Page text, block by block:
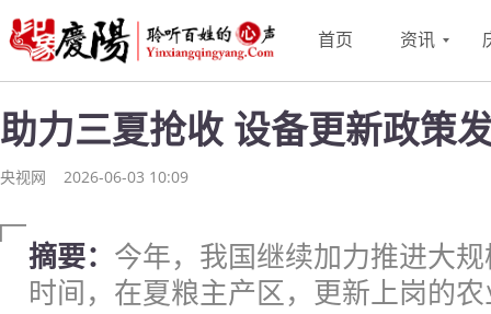
首页 资讯
助力三夏抢收 设备更新政策
央视网 2026-06-03 10:09
摘要： 今年，我国继续加力推进大
时间，在夏粮主产区，更新上岗的